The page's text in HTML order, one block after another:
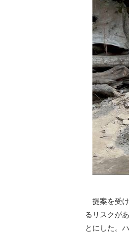
提案を受け
るリスクが
とにした。